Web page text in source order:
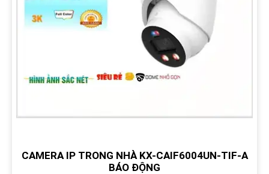
CAMERA IP TRONG NHÀ KX-CAIF6004UN-TIF-A
BÁO ĐỘNG